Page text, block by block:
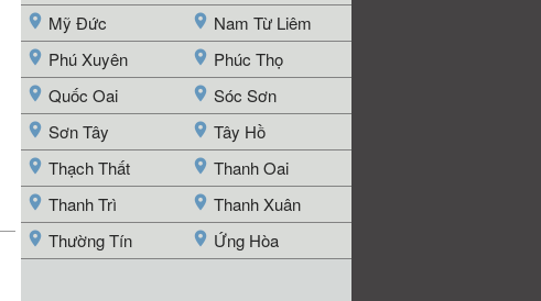
Mỹ Đức
Nam Từ Liêm
Phú Xuyên
Phúc Thọ
Quốc Oai
Sóc Sơn
Sơn Tây
Tây Hồ
Thạch Thất
Thanh Oai
Thanh Trì
Thanh Xuân
Thường Tín
Ứng Hòa